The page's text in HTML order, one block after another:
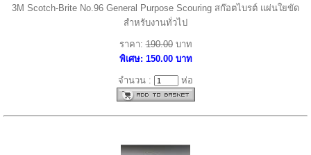
3M Scotch-Brite No.96 General Purpose Scouring สก๊อตไบรต์ แผ่นใยขัด
สำหรับงานทั่วไป
ราคา:190.00บาท
พิเศษ: 150.00 บาท
จำนวน : ห่อ